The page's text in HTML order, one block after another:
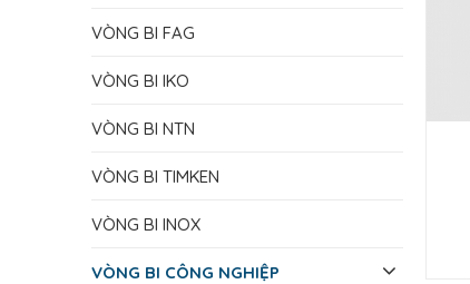
VÒNG BI FAG
VÒNG BI IKO
VÒNG BI NTN
VÒNG BI TIMKEN
VÒNG BI INOX
VÒNG BI CÔNG NGHIỆP